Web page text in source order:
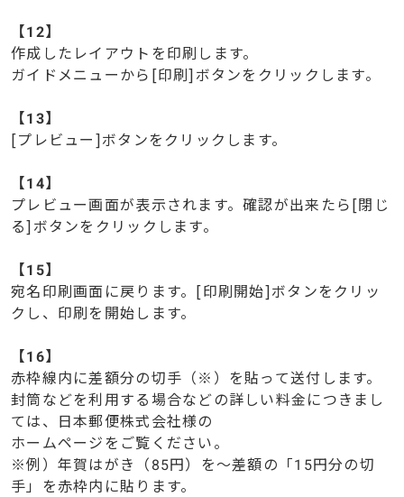
【12】
作成したレイアウトを印刷します。
ガイドメニューから[印刷]ボタンをクリックします。
【13】
[プレビュー]ボタンをクリックします。
【14】
プレビュー画面が表示されます。確認が出来たら[閉じ
る]ボタンをクリックします。
【15】
宛名印刷画面に戻ります。[印刷開始]ボタンをクリッ
クし、印刷を開始します。
【16】
赤枠線内に差額分の切手（※）を貼って送付します。
封筒などを利用する場合などの詳しい料金につきまし
ては、日本郵便株式会社様の
ホームページをご覧ください。
※例）年賀はがき（85円）を～差額の「15円分の切
手」を赤枠内に貼ります。